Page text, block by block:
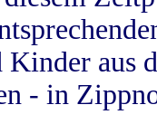
Kinder aus
- in